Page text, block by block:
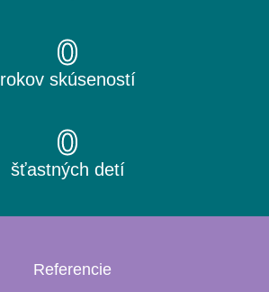
rokov skúseností
0
šťastných detí
0
Referencie